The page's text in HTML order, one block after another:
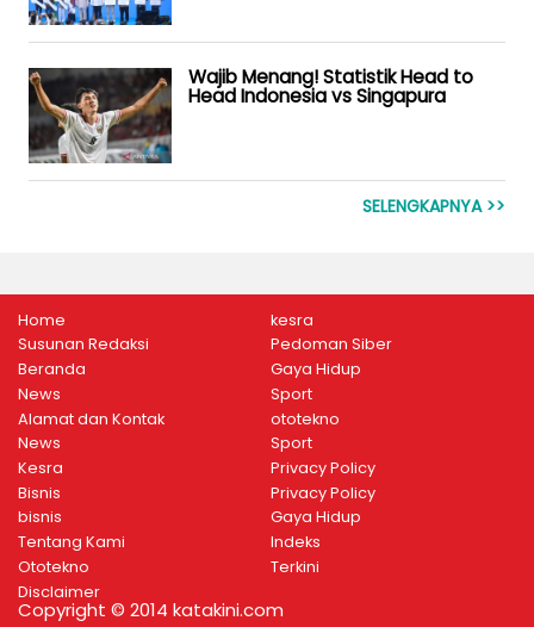
Wajib Menang! Statistik Head to
Head Indonesia vs Singapura
SELENGKAPNYA >>
Home
Susunan Redaksi
Beranda
News
Alamat dan Kontak
News
Kesra
Bisnis
bisnis
Tentang Kami
Ototekno
Disclaimer
kesra
Pedoman Siber
Gaya Hidup
Sport
ototekno
Sport
Privacy Policy
Privacy Policy
Gaya Hidup
Indeks
Terkini
Copyright © 2014 katakini.com